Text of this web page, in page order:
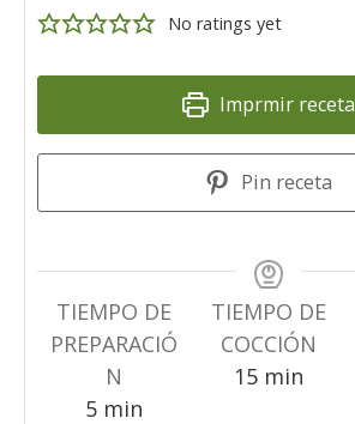
No ratings yet
Imprmir receta
Pin receta
TIEMPO DE
PREPARACIÓ
N
5minuti
min
TIEMPO DE
COCCIÓN
15minuti
min